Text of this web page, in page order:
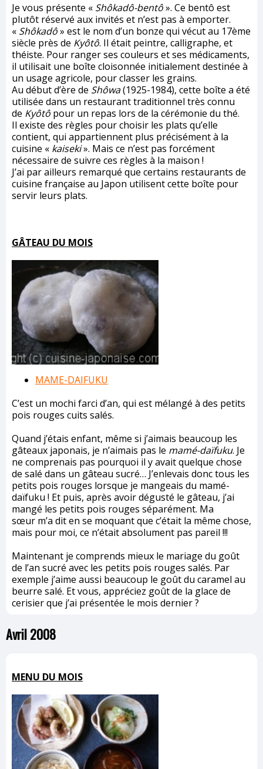
Je vous présente « Shôkadô-bentô». Ce bentô est
plutôt réservé aux invités et n’est pas à emporter.
« Shôkadô» est le nom d’un bonze qui vécut au 17ème
siècle près de Kyôtô. Il était peintre, calligraphe, et
théiste. Pour ranger ses couleurs et ses médicaments,
il utilisait une boîte cloisonnée initialement destinée à
un usage agricole, pour classer les grains.
Au début d’ère de Shôwa(1925-1984), cette boîte a été
utilisée dans un restaurant traditionnel très connu
de Kyôtô pour un repas lors de la cérémonie du thé.
Il existe des règles pour choisir les plats qu’elle
contient, qui appartiennent plus précisément à la
cuisine « kaiseki». Mais ce n’est pas forcément
nécessaire de suivre ces règles à la maison !
J’ai par ailleurs remarqué que certains restaurants de
cuisine française au Japon utilisent cette boîte pour
servir leurs plats.
GÂTEAU DU MOIS
MAME-DAIFUKU
C’est un mochi farci d’an, qui est mélangé à des petits
pois rouges cuits salés.
Quand j’étais enfant, même si j’aimais beaucoup les
gâteaux japonais, je n’aimais pas le mamé-daïfuku. Je
ne comprenais pas pourquoi il y avait quelque chose
de salé dans un gâteau sucré… J’enlevais donc tous les
petits pois rouges lorsque je mangeais du mamé-
daïfuku ! Et puis, après avoir dégusté le gâteau, j’ai
mangé les petits pois rouges séparément. Ma
sœur m’a dit en se moquant que c’était la même chose,
mais pour moi, ce n’était absolument pas pareil !!!
Maintenant je comprends mieux le mariage du goût
de l’an sucré avec les petits pois rouges salés. Par
exemple j’aime aussi beaucoup le goût du caramel au
beurre salé. Et vous, appréciez goût de la glace de
cerisier que j’ai présentée le mois dernier ?
Avril 2008
MENU DU MOIS